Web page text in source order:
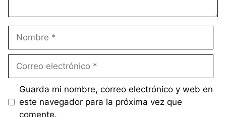
Nombre
Correo
Guarda mi nombre, correo electrónico y web en
este navegador para la próxima vez que
comente.